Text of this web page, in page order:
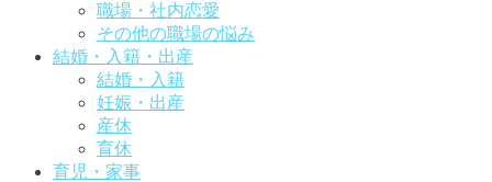
職場・社内恋愛
その他の職場の悩み
結婚・入籍・出産
結婚・入籍
妊娠・出産
産休
育休
育児・家事